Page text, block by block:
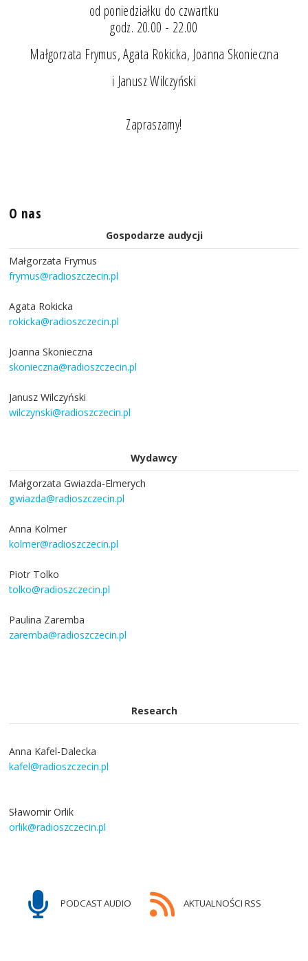
od poniedziałku do czwartku
godz. 20.00 - 22.00
Małgorzata Frymus, Agata Rokicka, Joanna Skonieczna
i Janusz Wilczyński
Zapraszamy!
O nas
Gospodarze audycji
Małgorzata Frymus
frymus@radioszczecin.pl
Agata Rokicka
rokicka@radioszczecin.pl
Joanna Skonieczna
skonieczna@radioszczecin.pl
Janusz Wilczyński
wilczynski@radioszczecin.pl
Wydawcy
Małgorzata Gwiazda-Elmerych
gwiazda@radioszczecin.pl
Anna Kolmer
kolmer@radioszczecin.pl
Piotr Tolko
tolko@radioszczecin.pl
Paulina Zaremba
zaremba@radioszczecin.pl
Research
Anna Kafel-Dalecka
kafel@radioszczecin.pl
Sławomir Orlik
orlik@radioszczecin.pl
PODCAST AUDIO AKTUALNOŚCI RSS